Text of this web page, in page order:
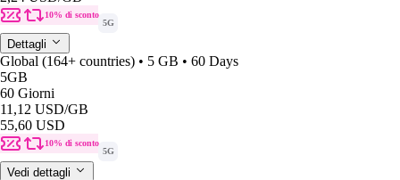
10% di sconto
5G
Dettagli
Global (164+ countries) • 5 GB • 60 Days
5GB
60 Giorni
11,12 USD/GB
55,60 USD
10% di sconto
5G
Vedi dettagli